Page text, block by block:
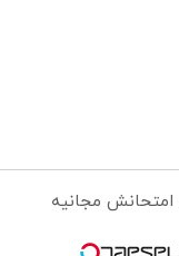
امتحانش مجانیه